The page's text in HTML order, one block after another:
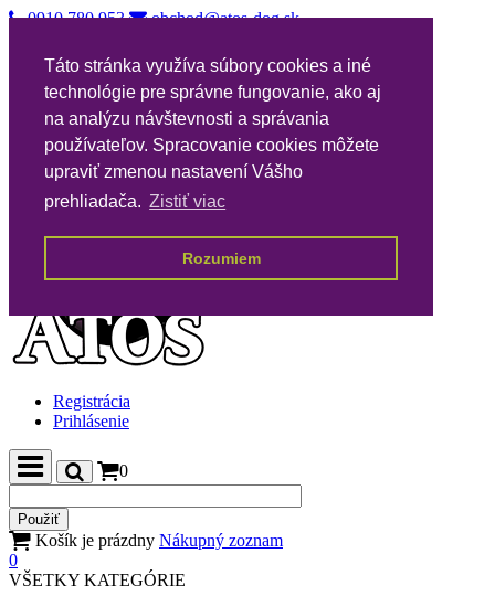
Táto stránka využíva súbory cookies a iné
technológie pre správne fungovanie, ako aj
na analýzu návštevnosti a správania
používateľov. Spracovanie cookies môžete
upraviť zmenou nastavení Vášho
prehliadača. Zistiť viac
Rozumiem
0910 780 953
obchod@atos-dog.sk
Vernostný katalóg
Nákupné podmienky
Všeobecné podmienky VPA
Poštovné
Kontakty
Registrácia
Prihlásenie
0
Košík je prázdny Nákupný zoznam
0
VŠETKY KATEGÓRIE